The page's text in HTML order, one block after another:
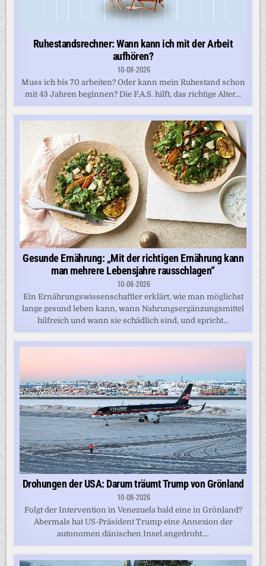
Ruhestandsrechner: Wann kann ich mit der Arbeit
aufhören?
10-08-2026
Muss ich bis 70 arbeiten? Oder kann mein Ruhestand schon
mit 43 Jahren beginnen? Die F.A.S. hilft, das richtige Alter...
Gesunde Ernährung: „Mit der richtigen Ernährung kann
man mehrere Lebensjahre rausschlagen“
10-08-2026
Ein Ernährungswissenschaftler erklärt, wie man möglichst
lange gesund leben kann, wann Nahrungsergänzungsmittel
hilfreich und wann sie schädlich sind, und spricht...
Drohungen der USA: Darum träumt Trump von Grönland
10-08-2026
Folgt der Intervention in Venezuela bald eine in Grönland?
Abermals hat US-Präsident Trump eine Annexion der
autonomen dänischen Insel angedroht....